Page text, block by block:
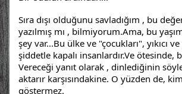
Sıra dışı olduğunu savladığım , bu
yazılmış mı , bilmiyorum.Ama, bu
şey var...Bu ülke ve "çocukları", yıkıcı
şiddetle kapalı insanlardır.Ve ötesinde,
Vereceği yanıt olarak , dinlediğinin
aktarır karşısındakine. O yüzden de,
göstermez.